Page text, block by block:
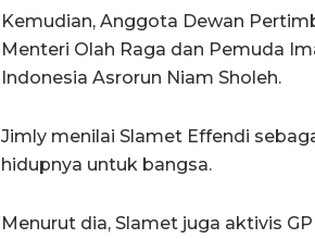
Kemudian, Anggota Dewan
Menteri Olah Raga dan Pemuda
Indonesia Asrorun Niam Sholeh.
Jimly menilai Slamet Effendi
hidupnya untuk bangsa.
Menurut dia, Slamet juga aktivis